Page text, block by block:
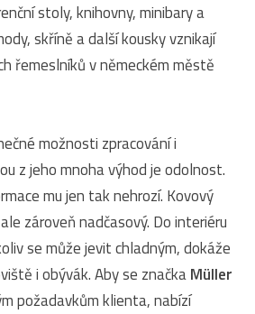
stoly, knihovny, minibary a
skříně a další kousky vznikají
řemeslníků v německém městě
možnosti zpracování i
z jeho mnoha výhod je odolnost.
mu jen tak nehrozí. Kovový
zároveň nadčasový. Do interiéru
se může jevit chladným, dokáže
i obývák. Aby se značkaMüller
požadavkům klienta, nabízí